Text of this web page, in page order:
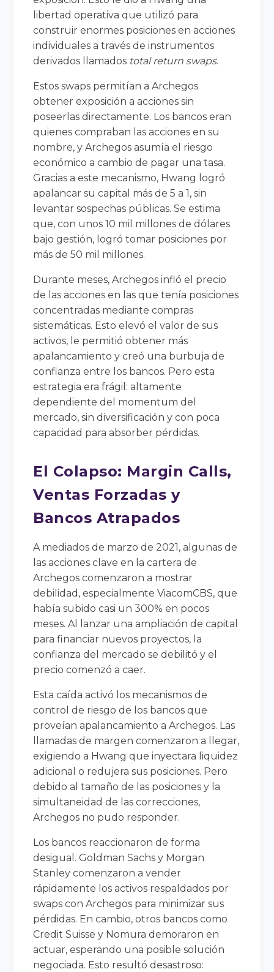
libertad operativa que utilizó para
construir enormes posiciones en acciones
individuales a través de instrumentos
derivados llamados total return swaps.
Estos swaps permitían a Archegos
obtener exposición a acciones sin
poseerlas directamente. Los bancos eran
quienes compraban las acciones en su
nombre, y Archegos asumía el riesgo
económico a cambio de pagar una tasa.
Gracias a este mecanismo, Hwang logró
apalancar su capital más de 5 a 1, sin
levantar sospechas públicas. Se estima
que, con unos 10 mil millones de dólares
bajo gestión, logró tomar posiciones por
más de 50 mil millones.
Durante meses, Archegos infló el precio
de las acciones en las que tenía posiciones
concentradas mediante compras
sistemáticas. Esto elevó el valor de sus
activos, le permitió obtener más
apalancamiento y creó una burbuja de
confianza entre los bancos. Pero esta
estrategia era frágil: altamente
dependiente del momentum del
mercado, sin diversificación y con poca
capacidad para absorber pérdidas.
El Colapso: Margin Calls,
Ventas Forzadas y
Bancos Atrapados
A mediados de marzo de 2021, algunas de
las acciones clave en la cartera de
Archegos comenzaron a mostrar
debilidad, especialmente ViacomCBS, que
había subido casi un 300% en pocos
meses. Al lanzar una ampliación de capital
para financiar nuevos proyectos, la
confianza del mercado se debilitó y el
precio comenzó a caer.
Esta caída activó los mecanismos de
control de riesgo de los bancos que
proveían apalancamiento a Archegos. Las
llamadas de margen comenzaron a llegar,
exigiendo a Hwang que inyectara liquidez
adicional o redujera sus posiciones. Pero
debido al tamaño de las posiciones y la
simultaneidad de las correcciones,
Archegos no pudo responder.
Los bancos reaccionaron de forma
desigual. Goldman Sachs y Morgan
Stanley comenzaron a vender
rápidamente los activos respaldados por
swaps con Archegos para minimizar sus
pérdidas. En cambio, otros bancos como
Credit Suisse y Nomura demoraron en
actuar, esperando una posible solución
negociada. Esto resultó desastroso: